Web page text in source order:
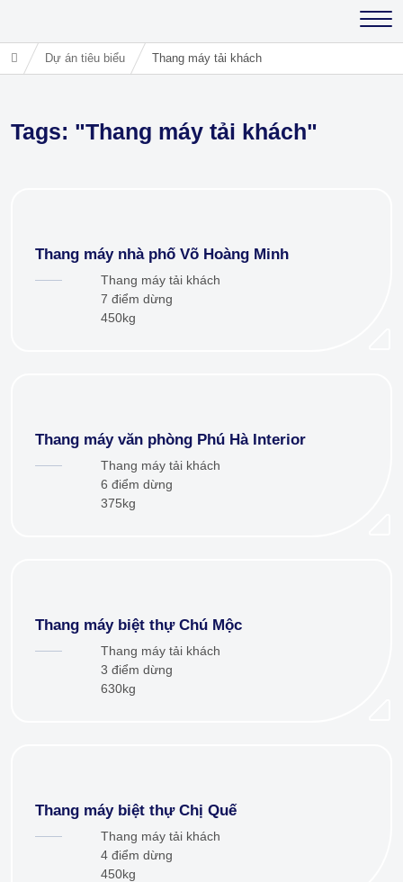
Dự án tiêu biểu Thang máy tải khách
Tags: "Thang máy tải khách"
Thang máy nhà phố Võ Hoàng Minh
Thang máy tải khách
7 điểm dừng
450kg
Thang máy văn phòng Phú Hà Interior
Thang máy tải khách
6 điểm dừng
375kg
Thang máy biệt thự Chú Mộc
Thang máy tải khách
3 điểm dừng
630kg
Thang máy biệt thự Chị Quế
Thang máy tải khách
4 điểm dừng
450kg